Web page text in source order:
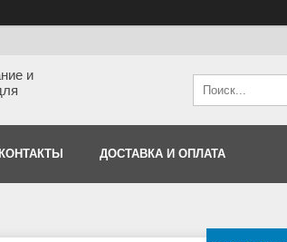
и
КОНТАКТЫ ДОСТАВКА И ОПЛАТА